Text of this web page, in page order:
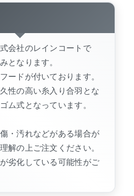
会社のレインコートで
となります。
ードが付いております。
性の高い糸入り合羽とな
ム式となっています。
・汚れなどがある場合が
解の上ご注文ください。
劣化している可能性がご